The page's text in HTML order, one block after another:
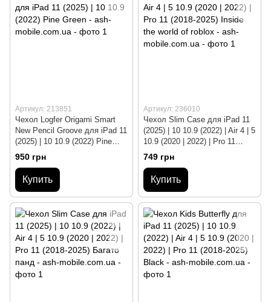
Артикул: 213851
Чехол Logfer Origami Smart
New Pencil Groove для iPad 11
(2025) | 10 10.9 (2022) Pine
Green
950 грн
Купить
Артикул: 236010
Чехол Slim Case для iPad 11
(2025) | 10 10.9 (2022) | Air 4 | 5
10.9 (2020 | 2022) | Pro 11
(2018-2025) Inside the world of
749 грн
Купить